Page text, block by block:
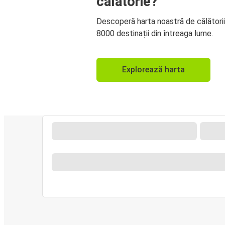
Descoperă harta noastră de
8000 destinații din întreaga lume.
Explorează harta